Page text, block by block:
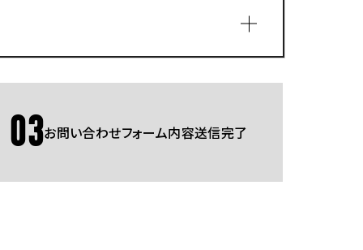
03お問い合わせフォーム内容送信完了